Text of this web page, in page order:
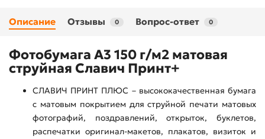
Описание Отзывы 0 Вопрос-ответ 0
Фотобумага А3 150 г/м2 матовая
струйная Славич Принт+
СЛАВИЧ ПРИНТ ПЛЮС – высококачественная бумага
с матовым покрытием для струйной печати матовых
фотографий, поздравлений, открыток, буклетов,
распечатки оригинал-макетов, плакатов, визиток и